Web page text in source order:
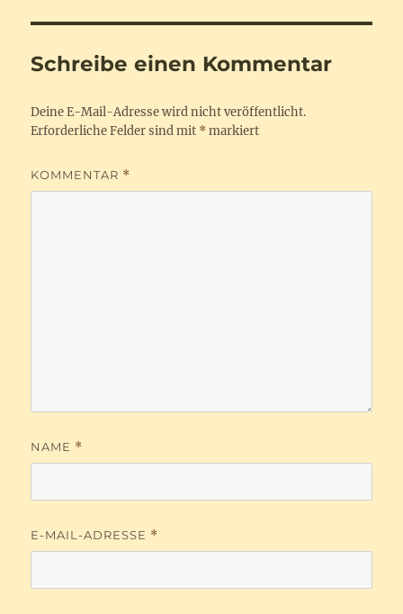
Schreibe einen Kommentar
Deine E-Mail-Adresse wird nicht veröffentlicht.
Erforderliche Felder sind mit * markiert
KOMMENTAR *
NAME *
E-MAIL-ADRESSE *